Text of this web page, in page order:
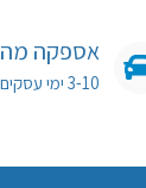
אספקה
3-10 ימי עסקים